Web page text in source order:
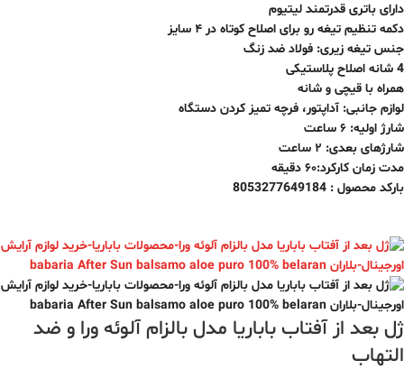
دارای باتری قدرتمند لیتیوم
دکمه تنظیم تیغه رو برای اصلاح کوتاه در ۴ سایز
جنس تیغه زیری: فولاد ضد زنگ
4 شانه اصلاح پلاستیکی
همراه با قیچی و شانه
لوازم جانبی: آداپتور، فرچه تمیز کردن دستگاه
شارژ اولیه: ۶ ساعت
شارژهای بعدی: ۲ ساعت
مدت زمان کارکرد:۶۰ دقیقه
بارکد محصول : 8053277649184
ژل بعد از آفتاب باباریا مدل بالزام آلوئه ورا و ضد
التهاب